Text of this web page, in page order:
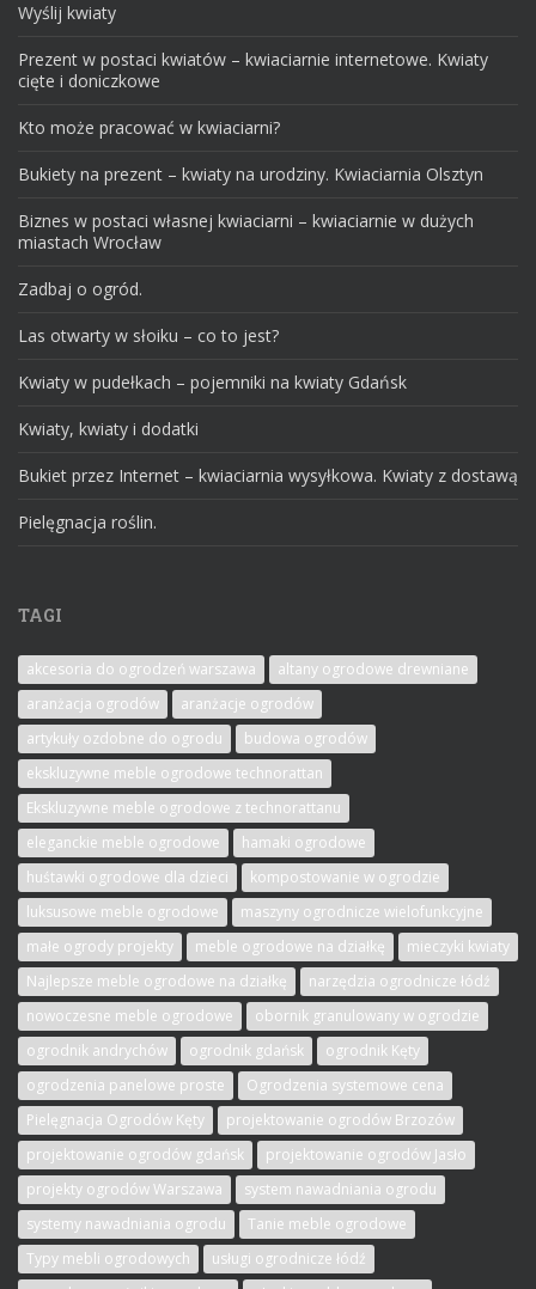
Wyślij kwiaty
Prezent w postaci kwiatów – kwiaciarnie internetowe. Kwiaty
cięte i doniczkowe
Kto może pracować w kwiaciarni?
Bukiety na prezent – kwiaty na urodziny. Kwiaciarnia Olsztyn
Biznes w postaci własnej kwiaciarni – kwiaciarnie w dużych
miastach Wrocław
Zadbaj o ogród.
Las otwarty w słoiku – co to jest?
Kwiaty w pudełkach – pojemniki na kwiaty Gdańsk
Kwiaty, kwiaty i dodatki
Bukiet przez Internet – kwiaciarnia wysyłkowa. Kwiaty z dostawą
Pielęgnacja roślin.
TAGI
akcesoria do ogrodzeń warszawa
altany ogrodowe drewniane
aranżacja ogrodów
aranżacje ogrodów
artykuły ozdobne do ogrodu
budowa ogrodów
ekskluzywne meble ogrodowe technorattan
Ekskluzywne meble ogrodowe z technorattanu
eleganckie meble ogrodowe
hamaki ogrodowe
huśtawki ogrodowe dla dzieci
kompostowanie w ogrodzie
luksusowe meble ogrodowe
maszyny ogrodnicze wielofunkcyjne
małe ogrody projekty
meble ogrodowe na działkę
mieczyki kwiaty
Najlepsze meble ogrodowe na działkę
narzędzia ogrodnicze łódź
nowoczesne meble ogrodowe
obornik granulowany w ogrodzie
ogrodnik andrychów
ogrodnik gdańsk
ogrodnik Kęty
ogrodzenia panelowe proste
Ogrodzenia systemowe cena
Pielęgnacja Ogrodów Kęty
projektowanie ogrodów Brzozów
projektowanie ogrodów gdańsk
projektowanie ogrodów Jasło
projekty ogrodów Warszawa
system nawadniania ogrodu
systemy nawadniania ogrodu
Tanie meble ogrodowe
Typy mebli ogrodowych
usługi ogrodnicze łódź